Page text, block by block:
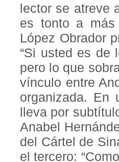
lector se atreve
es tonto a
López Obrador
“Si usted es de
pero lo que
vínculo entre
organizada. En
lleva por
Anabel
del Cártel de
el tercero: